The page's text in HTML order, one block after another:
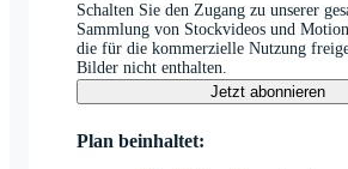
Schalten Sie den Zugang zu unserer
Sammlung von Stockvideos und
die für die kommerzielle Nutzung
Bilder nicht enthalten.
Jetzt abonnieren
Plan beinhaltet: